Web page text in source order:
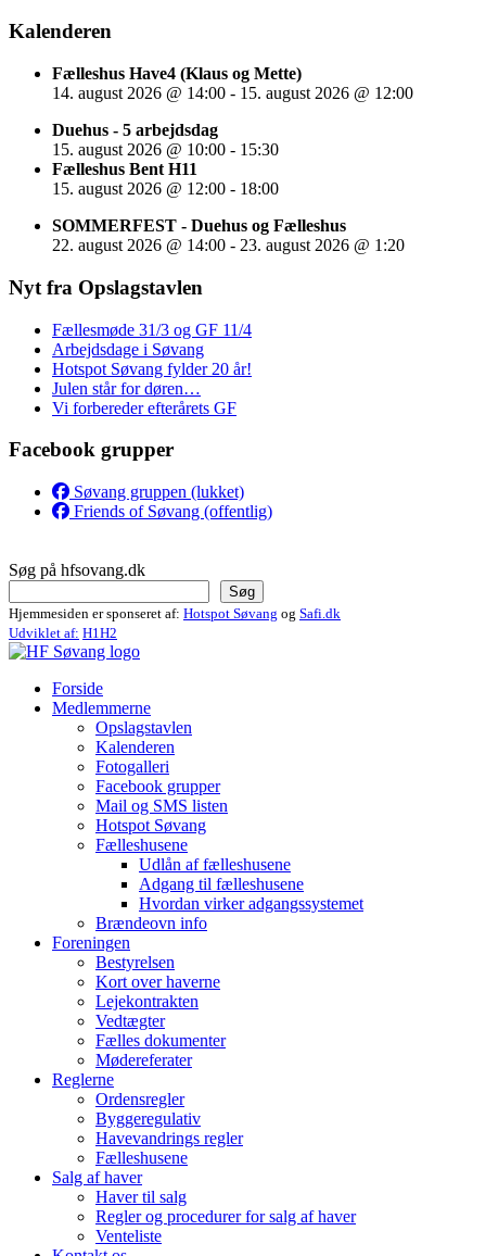
Kalenderen
Fælleshus Have4 (Klaus og Mette)
14. august 2026 @ 14:00 - 15. august 2026 @ 12:00
Duehus - 5 arbejdsdag
15. august 2026 @ 10:00 - 15:30
Fælleshus Bent H11
15. august 2026 @ 12:00 - 18:00
SOMMERFEST - Duehus og Fælleshus
22. august 2026 @ 14:00 - 23. august 2026 @ 1:20
Nyt fra Opslagstavlen
Fællesmøde 31/3 og GF 11/4
Arbejdsdage i Søvang
Hotspot Søvang fylder 20 år!
Julen står for døren…
Vi forbereder efterårets GF
Facebook grupper
Søvang gruppen (lukket)
Friends of Søvang (offentlig)
Søg på hfsovang.dk
Søg
Hjemmesiden er sponseret af: Hotspot Søvang og Safi.dk
Udviklet af: H1H2
Forside
Medlemmerne
Opslagstavlen
Kalenderen
Fotogalleri
Facebook grupper
Mail og SMS listen
Hotspot Søvang
Fælleshusene
Udlån af fælleshusene
Adgang til fælleshusene
Hvordan virker adgangssystemet
Brændeovn info
Foreningen
Bestyrelsen
Kort over haverne
Lejekontrakten
Vedtægter
Fælles dokumenter
Mødereferater
Reglerne
Ordensregler
Byggeregulativ
Havevandrings regler
Fælleshusene
Salg af haver
Haver til salg
Regler og procedurer for salg af haver
Venteliste